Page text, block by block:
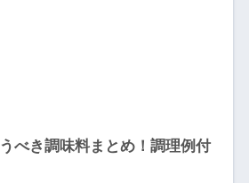
べき調味料まとめ！調理例付